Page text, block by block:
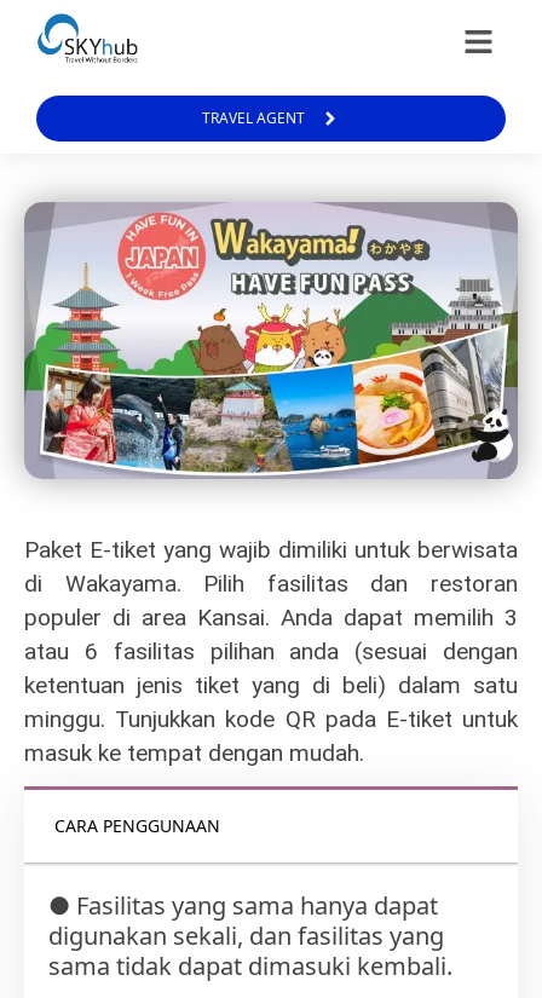
TRAVEL AGENT
Paket E-tiket yang wajib dimiliki untuk berwisata
di Wakayama. Pilih fasilitas dan restoran
populer di area Kansai. Anda dapat memilih 3
atau 6 fasilitas pilihan anda (sesuai dengan
ketentuan jenis tiket yang di beli) dalam satu
minggu. Tunjukkan kode QR pada E-tiket untuk
masuk ke tempat dengan mudah.
CARA PENGGUNAAN
● Fasilitas yang sama hanya dapat
digunakan sekali, dan fasilitas yang
sama tidak dapat dimasuki kembali.